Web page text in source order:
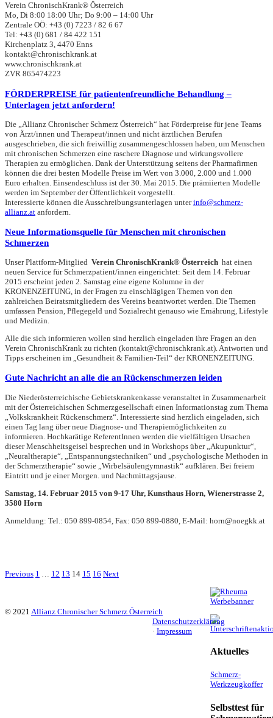
Verein ChronischKrank® Österreich
Mo, Di 8:00 18:00 Uhr; Do 9:00 – 14:00 Uhr
Zentrale OÖ: +43 (0) 7223 / 82 6 67
Tel: +43 (0) 681 / 84 422 151
Kirchenplatz 3, 4470 Enns
kontakt@chronischkrank.at
www.chronischkrank.at
ZVR 865474223
FÖRDERPREISE für patientenfreundliche Behandlung –
Unterlagen jetzt anfordern!
Die „Allianz Chronischer Schmerz Österreich“ hat Förderpreise für jene Teams
von Ärzt/innen und Therapeut/innen und nicht ärztlichen Berufen
ausgeschrieben, die sich freiwillig zusammengeschlossen haben, um Menschen
mit chronischen Schmerzen eine raschere Diagnose und wirkungsvollere
Therapien zu ermöglichen. Dank der Unterstützung seitens der Pharmafirmen
können die drei besten Modelle Preise im Wert von 3.000, 2.000 und 1.000
Euro erhalten. Einsendeschluss ist der 30. Mai 2015. Die prämiierten Modelle
werden im September der Öffentlichkeit vorgestellt.
Interessierte können die Ausschreibungsunterlagen unterinfo@schmerz-
allianz.at anfordern.
Neue Informationsquelle für Menschen mit chronischen
Schmerzen
Unser Plattform-Mitglied Verein ChronischKrank® Österreich hat einen
neuen Service für Schmerzpatient/innen eingerichtet: Seit dem 14. Februar
2015 erscheint jeden 2. Samstag eine eigene Kolumne in der
KRONENZEITUNG, in der Fragen zu einschlägigen Themen von den
zahlreichen Beiratsmitgliedern des Vereins beantwortet werden. Die Themen
umfassen Pension, Pflegegeld und Sozialrecht genauso wie Ernährung, Lifestyle
und Medizin.
Alle die sich informieren wollen sind herzlich eingeladen ihre Fragen an den
Verein ChronischKrank zu richten (kontakt@chronischkrank.at). Antworten und
Tipps erscheinen im „Gesundheit & Familien-Teil“ der KRONENZEITUNG.
Gute Nachricht an alle die an Rückenschmerzen leiden
Die Niederösterreichische Gebietskrankenkasse veranstaltet in Zusammenarbeit
mit der Österreichischen Schmerzgesellschaft einen Informationstag zum Thema
„Volkskrankheit Rückenschmerz“. Interessierte sind herzlich eingeladen, sich
einen Tag lang über neue Diagnose- und Therapiemöglichkeiten zu
informieren. Hochkarätige ReferentInnen werden die vielfältigen Ursachen
dieser Menschheitsgeisel besprechen und in Workshops über „Akupunktur“,
„Neuraltherapie“, „Entspannungstechniken“ und „psychologische Methoden in
der Schmerztherapie“ sowie „Wirbelsäulengymnastik“ aufklären. Bei freiem
Eintritt und je einer Morgen. und Nachmittagsjause.
Samstag, 14. Februar 2015 von 9-17 Uhr, Kunsthaus Horn, Wienerstrasse 2,
3580 Horn
Anmeldung: Tel.: 050 899-0854, Fax: 050 899-0880, E-Mail: horn@noegkk.at
Previous 1 12 13 14 15 16 Next
Aktuelles
Schmerz-
Werkzeugkoffer
Selbsttest für
© 2021 Allianz Chronischer Schmerz Österreich
Datenschutzerklärung
· Impressum